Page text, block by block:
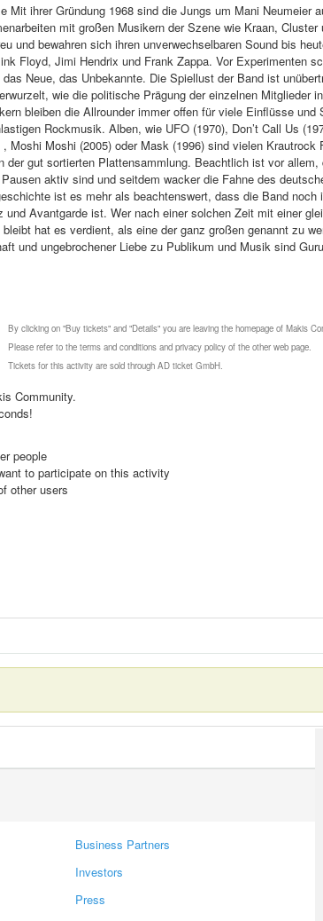
Mit ihrer Gründung 1968 sind die Jungs um Mani Neumeier
mit großen Musikern der Szene wie Kraan, Cluster
und bewahren sich ihren unverwechselbaren Sound bis
Floyd, Jimi Hendrix und Frank Zappa. Vor Experimenten
Neue, das Unbekannte. Die Spiellust der Band ist
wie die politische Prägung der einzelnen Mitglieder
bleiben die Allrounder immer offen für viele Einflüsse und
Rockmusik. Alben, wie UFO (1970), Don’t Call Us
Moshi Moshi (2005) oder Mask (1996) sind vielen Krautrock
der gut sortierten Plattensammlung. Beachtlich ist vor
aktiv sind und seitdem wacker die Fahne des
ist es mehr als beachtenswert, dass die Band noch
Avantgarde ist. Wer nach einer solchen Zeit mit einer
hat es verdient, als eine der ganz großen genannt zu
und ungebrochener Liebe zu Publikum und Musik sind
By clicking on "Buy tickets" and "Details" you are leaving the homepage of Makis
Please refer to the terms and conditions and privacy policy of the other web page.
Tickets for this activity are sold through AD ticket GmbH.
Community.
people
to participate on this activity
other users
Business Partners
Investors
Press